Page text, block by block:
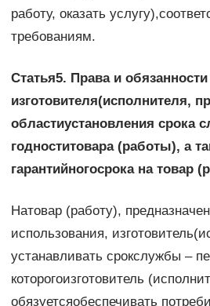
работу, оказать
требованиям.
Статья5. Права и обязанности
изготовителя(исполнителя,
областиустановления срока
годноститовара (работы), а
гарантийногосрока на товар
Натовар (работу),
использования,
устанавливать срокслужбы –
которогоизготовитель
обязуетсяобеспечивать